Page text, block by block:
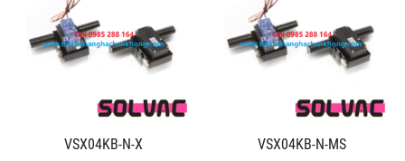
VSX04KB-N-X VSX04KB-N-MS